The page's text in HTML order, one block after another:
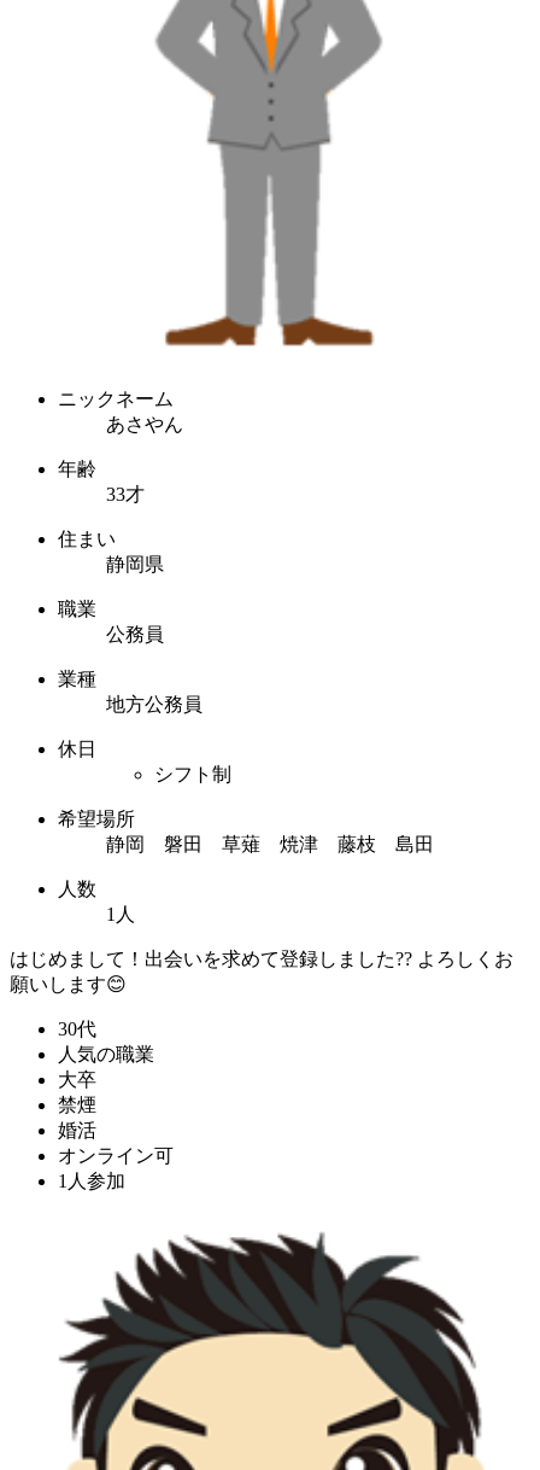
ニックネーム
あさやん
年齢
33才
住まい
静岡県
職業
公務員
業種
地方公務員
休日
シフト制
希望場所
静岡 磐田 草薙 焼津 藤枝 島田
人数
1人
はじめまして！出会いを求めて登録しました?? よろしくお
願いします😊
30代
人気の職業
大卒
禁煙
婚活
オンライン可
1人参加